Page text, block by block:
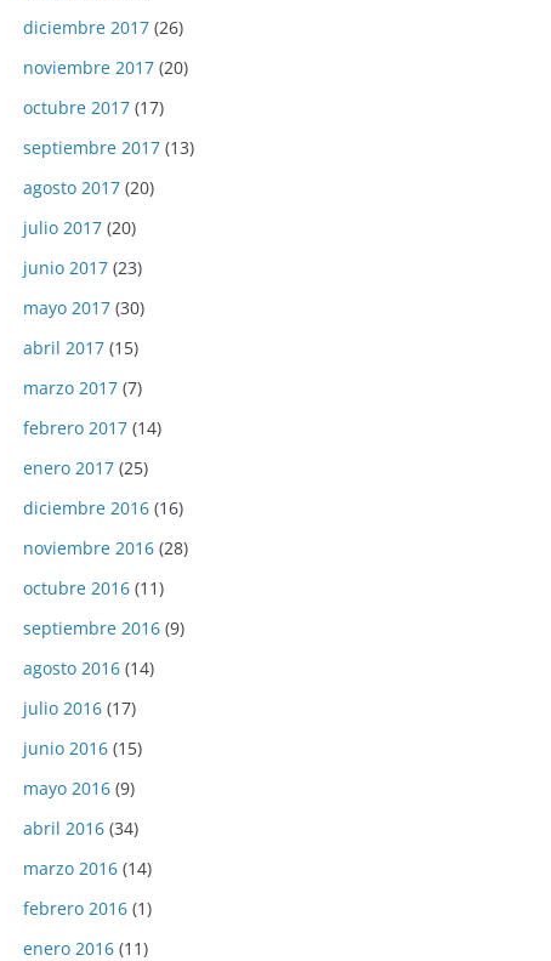
diciembre 2017 (26)
noviembre 2017 (20)
octubre 2017 (17)
septiembre 2017 (13)
agosto 2017 (20)
julio 2017 (20)
junio 2017 (23)
mayo 2017 (30)
abril 2017 (15)
marzo 2017 (7)
febrero 2017 (14)
enero 2017 (25)
diciembre 2016 (16)
noviembre 2016 (28)
octubre 2016 (11)
septiembre 2016 (9)
agosto 2016 (14)
julio 2016 (17)
junio 2016 (15)
mayo 2016 (9)
abril 2016 (34)
marzo 2016 (14)
febrero 2016 (1)
enero 2016 (11)